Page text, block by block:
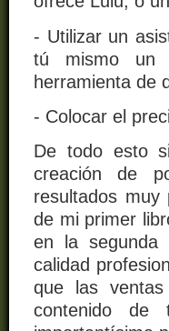
- Utilizar un
tú mismo un
herramienta de
- Colocar el
De todo esto
creación de
resultados
de mi primer
en la segunda
calidad
que las
contenido